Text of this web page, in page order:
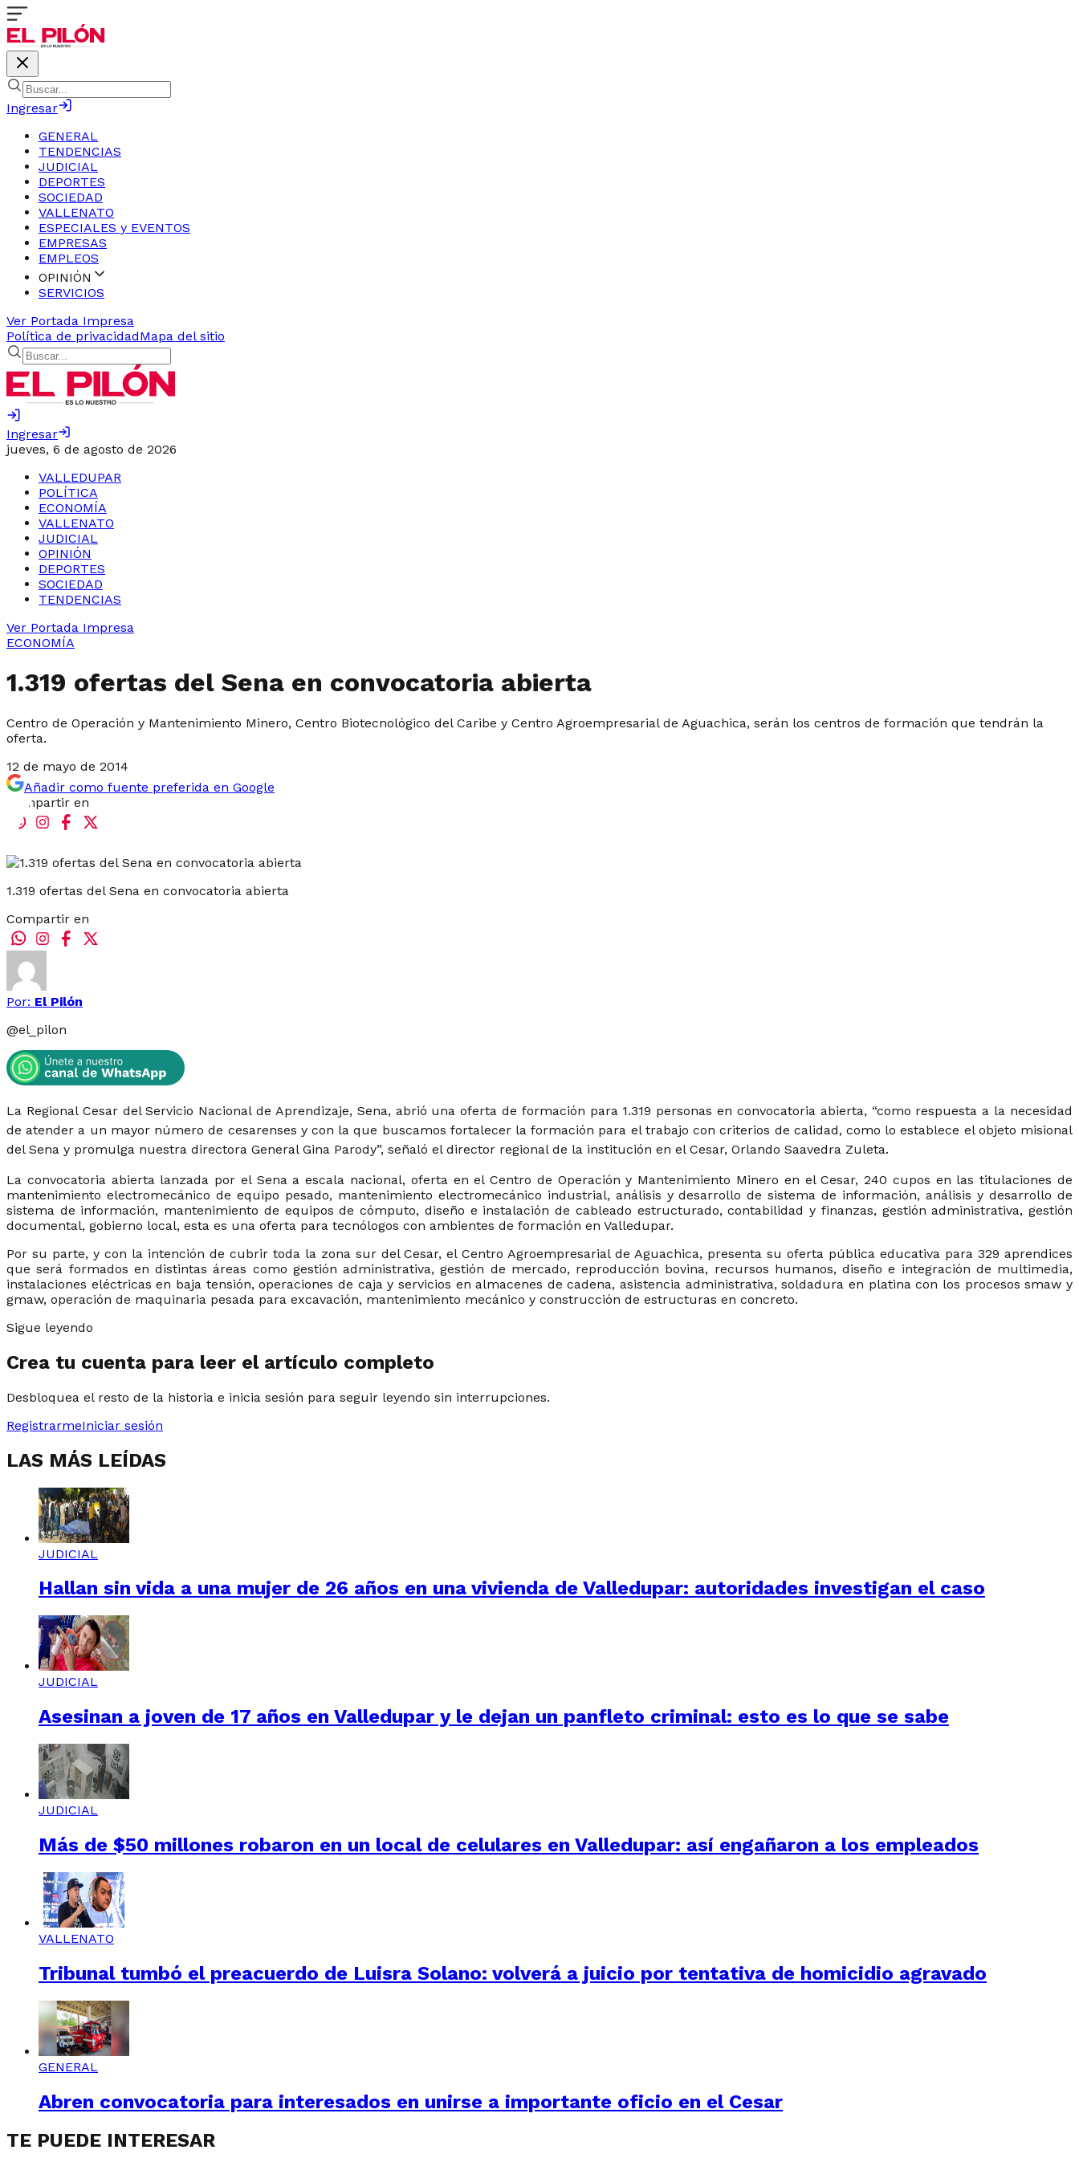
Ingresar
GENERAL
TENDENCIAS
JUDICIAL
DEPORTES
SOCIEDAD
VALLENATO
ESPECIALES y EVENTOS
EMPRESAS
EMPLEOS
OPINIÓN
SERVICIOS
Ver Portada Impresa
Política de privacidadMapa del sitio
Ingresar
jueves, 6 de agosto de 2026
VALLEDUPAR
POLÍTICA
ECONOMÍA
VALLENATO
JUDICIAL
OPINIÓN
DEPORTES
SOCIEDAD
TENDENCIAS
Ver Portada Impresa
ECONOMÍA
1.319 ofertas del Sena en convocatoria abierta
Centro de Operación y Mantenimiento Minero, Centro Biotecnológico del Caribe y Centro Agroempresarial de Aguachica, serán los centros de formación que tendrán la
oferta.
12 de mayo de 2014
Añadir como fuente preferida en Google
Compartir en
1.319 ofertas del Sena en convocatoria abierta
Compartir en
Por: El Pilón
@el_pilon
La Regional Cesar del Servicio Nacional de Aprendizaje, Sena, abrió una oferta de formación para 1.319 personas en convocatoria abierta, “como respuesta a la necesidad
de atender a un mayor número de cesarenses y con la que buscamos fortalecer la formación para el trabajo con criterios de calidad, como lo establece el objeto misional
del Sena y promulga nuestra directora General Gina Parody”, señaló el director regional de la institución en el Cesar, Orlando Saavedra Zuleta.
La convocatoria abierta lanzada por el Sena a escala nacional, oferta en el Centro de Operación y Mantenimiento Minero en el Cesar, 240 cupos en las titulaciones de
mantenimiento electromecánico de equipo pesado, mantenimiento electromecánico industrial, análisis y desarrollo de sistema de información, análisis y desarrollo de
sistema de información, mantenimiento de equipos de cómputo, diseño e instalación de cableado estructurado, contabilidad y finanzas, gestión administrativa, gestión
documental, gobierno local, esta es una oferta para tecnólogos con ambientes de formación en Valledupar.
Por su parte, y con la intención de cubrir toda la zona sur del Cesar, el Centro Agroempresarial de Aguachica, presenta su oferta pública educativa para 329 aprendices
que será formados en distintas áreas como gestión administrativa, gestión de mercado, reproducción bovina, recursos humanos, diseño e integración de multimedia,
instalaciones eléctricas en baja tensión, operaciones de caja y servicios en almacenes de cadena, asistencia administrativa, soldadura en platina con los procesos smaw y
gmaw, operación de maquinaria pesada para excavación, mantenimiento mecánico y construcción de estructuras en concreto.
Sigue leyendo
Crea tu cuenta para leer el artículo completo
Desbloquea el resto de la historia e inicia sesión para seguir leyendo sin interrupciones.
RegistrarmeIniciar sesión
LAS MÁS LEÍDAS
JUDICIAL
Hallan sin vida a una mujer de 26 años en una vivienda de Valledupar: autoridades investigan el caso
JUDICIAL
Asesinan a joven de 17 años en Valledupar y le dejan un panfleto criminal: esto es lo que se sabe
JUDICIAL
Más de $50 millones robaron en un local de celulares en Valledupar: así engañaron a los empleados
VALLENATO
Tribunal tumbó el preacuerdo de Luisra Solano: volverá a juicio por tentativa de homicidio agravado
GENERAL
Abren convocatoria para interesados en unirse a importante oficio en el Cesar
TE PUEDE INTERESAR